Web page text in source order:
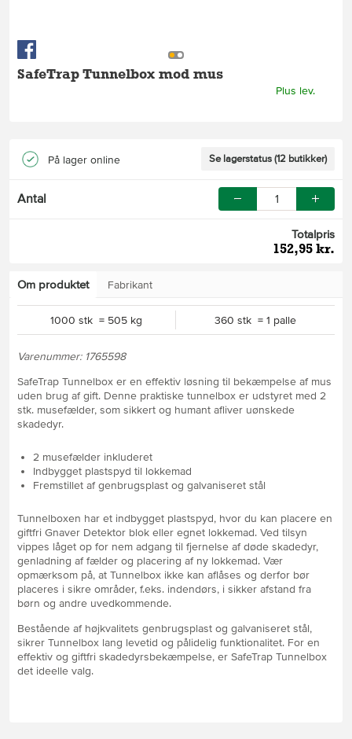
SafeTrap Tunnelbox mod mus
Plus lev.
På lager online Se lagerstatus (12 butikker)
Antal
Totalpris
152,95 kr.
Om produktet Fabrikant
1000 stk = 505 kg 360 stk = 1 palle
Varenummer: 1765598
SafeTrap Tunnelbox er en effektiv løsning til bekæmpelse af mus
uden brug af gift. Denne praktiske tunnelbox er udstyret med 2
stk. musefælder, som sikkert og humant afliver uønskede
skadedyr.
2 musefælder inkluderet
Indbygget plastspyd til lokkemad
Fremstillet af genbrugsplast og galvaniseret stål
Tunnelboxen har et indbygget plastspyd, hvor du kan placere en
giftfri Gnaver Detektor blok eller egnet lokkemad. Ved tilsyn
vippes låget op for nem adgang til fjernelse af døde skadedyr,
genladning af fælder og placering af ny lokkemad. Vær
opmærksom på, at Tunnelbox ikke kan aflåses og derfor bør
placeres i sikre områder, f.eks. indendørs, i sikker afstand fra
børn og andre uvedkommende.
Bestående af højkvalitets genbrugsplast og galvaniseret stål,
sikrer Tunnelbox lang levetid og pålidelig funktionalitet. For en
effektiv og giftfri skadedyrsbekæmpelse, er SafeTrap Tunnelbox
det ideelle valg.